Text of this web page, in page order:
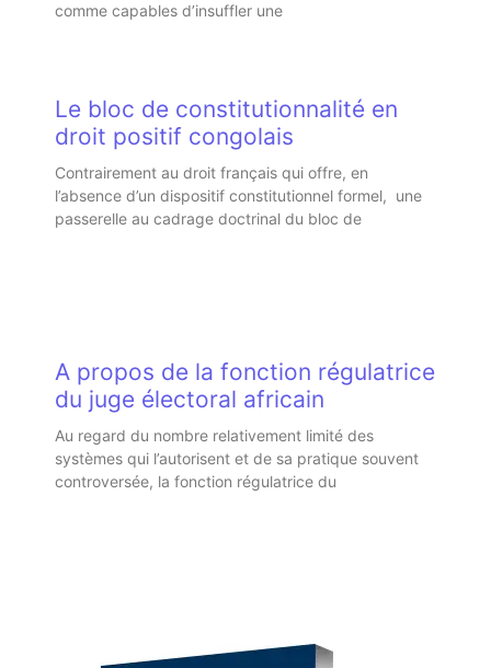
comme capables d’insuffler une
Le bloc de constitutionnalité en
droit positif congolais
Contrairement au droit français qui offre, en
l’absence d’un dispositif constitutionnel formel, une
passerelle au cadrage doctrinal du bloc de
A propos de la fonction régulatrice
du juge électoral africain
Au regard du nombre relativement limité des
systèmes qui l’autorisent et de sa pratique souvent
controversée, la fonction régulatrice du